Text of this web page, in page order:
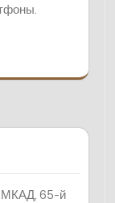
МКАД, 65-й